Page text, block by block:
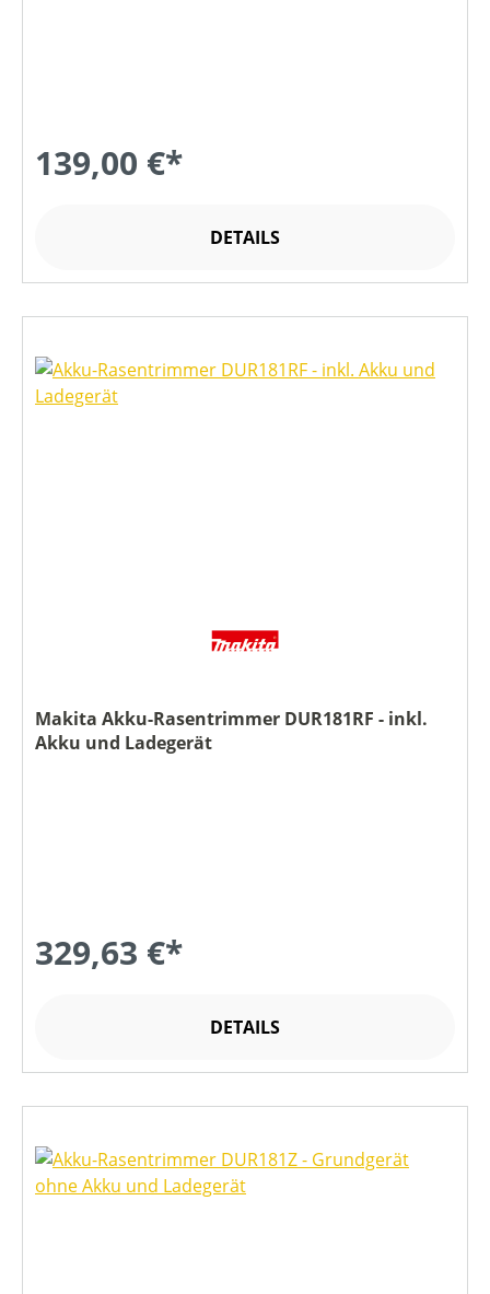
139,00 €*
DETAILS
Makita Akku-Rasentrimmer DUR181RF - inkl.
Akku und Ladegerät
329,63 €*
DETAILS